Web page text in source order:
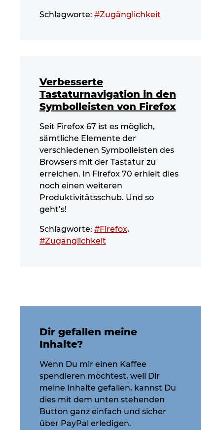
Schlagworte: #Zugänglichkeit
Verbesserte
Tastaturnavigation in den
Symbolleisten von Firefox
Seit Firefox 67 ist es möglich,
sämtliche Elemente der
verschiedenen Symbolleisten des
Browsers mit der Tastatur zu
erreichen. In Firefox 70 erhielt dies
noch einen weiteren
Produktivitätsschub. Und so
geht’s!
Schlagworte: #Firefox,
#Zugänglichkeit
Dir gefallen meine
Inhalte?
Wenn Du mir einen Kaffee
spendieren möchtest, weil Dir
meine Inhalte gefallen, kannst Du
dies mit dem unten stehenden
Button ganz einfach und sicher
über PayPal erledigen.